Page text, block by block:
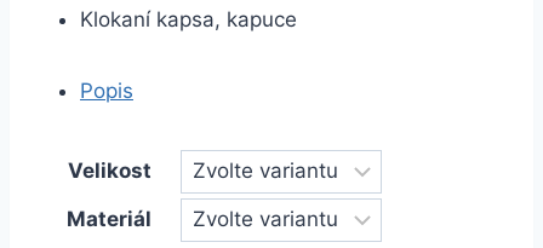
Klokaní kapsa, kapuce
Popis
Velikost
Materiál